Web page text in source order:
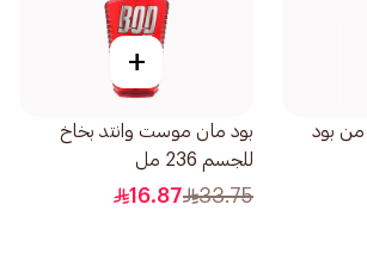
من بود
+
بود مان موست وانتد بخاخ
للجسم 236 مل
33.75
16.87